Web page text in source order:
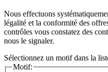
Nous effectuons
légalité et la conformité des
contrôles vous constatez des
nous le signaler.
Sélectionnez un motif dans la
Motif: